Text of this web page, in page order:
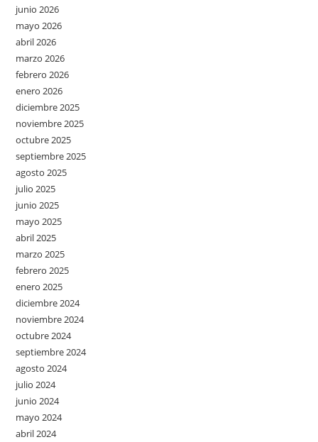
junio 2026
mayo 2026
abril 2026
marzo 2026
febrero 2026
enero 2026
diciembre 2025
noviembre 2025
octubre 2025
septiembre 2025
agosto 2025
julio 2025
junio 2025
mayo 2025
abril 2025
marzo 2025
febrero 2025
enero 2025
diciembre 2024
noviembre 2024
octubre 2024
septiembre 2024
agosto 2024
julio 2024
junio 2024
mayo 2024
abril 2024